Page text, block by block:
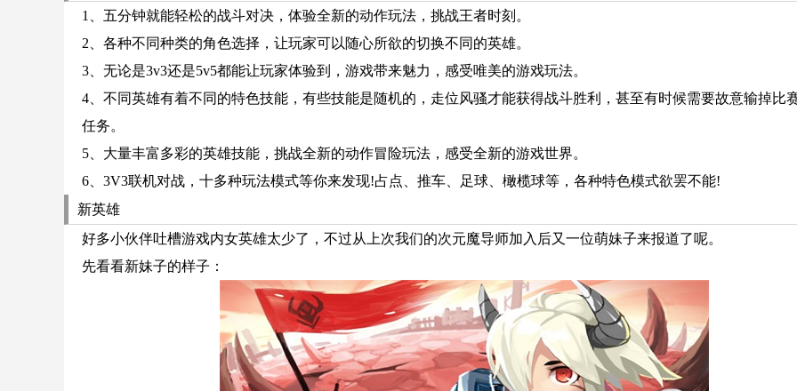
1、五分钟就能轻松的战斗对决，体验全新的动作玩法，挑战王者时刻。
2、各种不同种类的角色选择，让玩家可以随心所欲的切换不同的英雄。
3、无论是3v3还是5v5都能让玩家体验到，游戏带来魅力，感受唯美的游戏玩法。
4、不同英雄有着不同的特色技能，有些技能是随机的，走位风骚才能获得战斗胜利，甚至有时候需要故意输掉比
任务。
5、大量丰富多彩的英雄技能，挑战全新的动作冒险玩法，感受全新的游戏世界。
6、3V3联机对战，十多种玩法模式等你来发现!占点、推车、足球、橄榄球等，各种特色模式欲罢不能!
新英雄
好多小伙伴吐槽游戏内女英雄太少了，不过从上次我们的次元魔导师加入后又一位萌妹子来报道了呢。
先看看新妹子的样子：